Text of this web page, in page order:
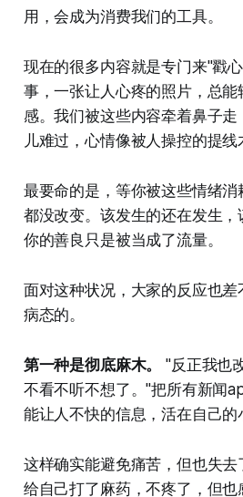
用，会成为消费我们的工具。
现在的很多内容就是专门来"戳
事，一张让人心疼的照片，总
感。我们被这些内容牵着鼻子
儿难过，心情像被人操控的提线
最要命的是，等你被这些情绪
都没改变。该发生的还在发生，
你的善良只是被当成了流量。
面对这种状况，大家的反应也
病态的。
第一种是彻底麻木。
"反正我也
不看不听不想了。"把所有新闻
能让人不快的信息，活在自己的
这样确实能避免痛苦，但也失
给自己打了麻药，不疼了，但